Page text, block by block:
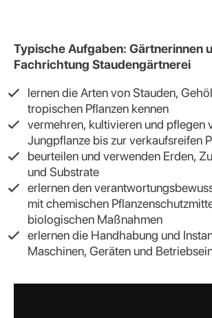
Typische Aufgaben: Gärtnerinnen
Fachrichtung Staudengärtnerei
lernen die Arten von Stauden,
tropischen Pflanzen kennen
vermehren, kultivieren und pflegen
Jungpflanze bis zur verkaufsreifen
beurteilen und verwenden Erden,
und Substrate
erlernen den
mit chemischen
biologischen Maßnahmen
erlernen die Handhabung und
Maschinen, Geräten und